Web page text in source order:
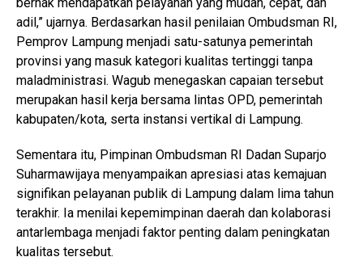
adil,” ujarnya. Berdasarkan hasil penilaian Ombudsman RI,
Pemprov Lampung menjadi satu-satunya pemerintah
provinsi yang masuk kategori kualitas tertinggi tanpa
maladministrasi. Wagub menegaskan capaian tersebut
merupakan hasil kerja bersama lintas OPD, pemerintah
kabupaten/kota, serta instansi vertikal di Lampung.
Sementara itu, Pimpinan Ombudsman RI Dadan Suparjo
Suharmawijaya menyampaikan apresiasi atas kemajuan
signifikan pelayanan publik di Lampung dalam lima tahun
terakhir. Ia menilai kepemimpinan daerah dan kolaborasi
antarlembaga menjadi faktor penting dalam peningkatan
kualitas tersebut.